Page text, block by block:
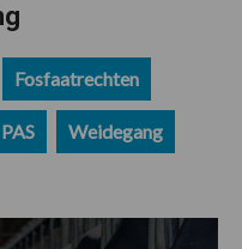
Fosfaatrechten
PAS Weidegang